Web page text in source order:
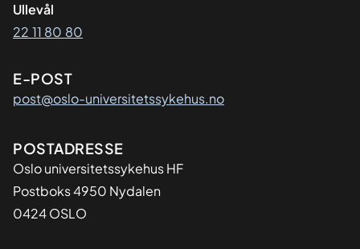
Ullevål
22 11 80 80
E-POST
post@oslo-universitetssykehus.no
Adresse
POSTADRESSE
Oslo universitetssykehus HF
Postboks 4950 Nydalen
0424 OSLO